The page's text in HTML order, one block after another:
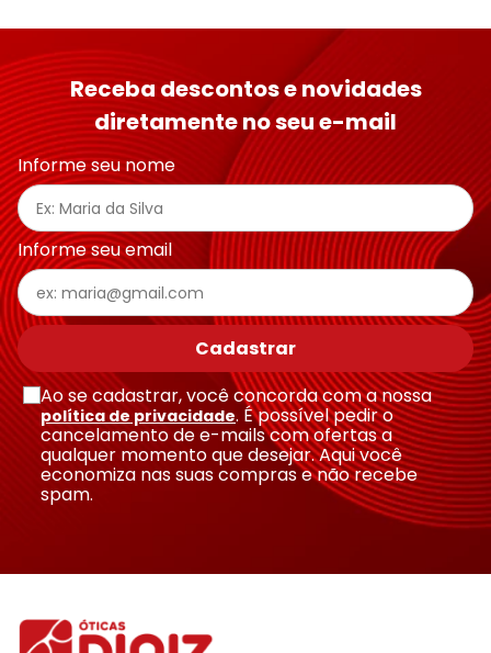
Avalie o produto de 1 a 5 estrelas
★★★★★
Seu nome
Endereço de email
Escreva uma avaliação
Enviar avaliação
Receba descontos e novidades
diretamente no seu e-mail
Informe seu nome
Informe seu email
Cadastrar
Ao se cadastrar, você concorda com a nossa
política de privacidade. É possível pedir o
cancelamento de e-mails com ofertas a
qualquer momento que desejar. Aqui você
economiza nas suas compras e não recebe
spam.